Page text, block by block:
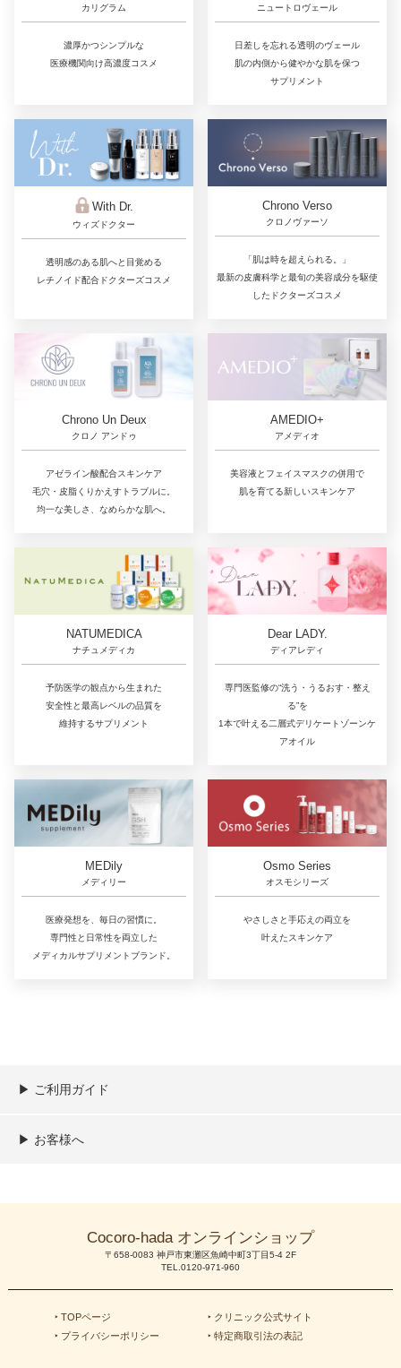
カリグラム
濃厚かつシンプルな
医療機関向け高濃度コスメ
ニュートロヴェール
日差しを忘れる透明のヴェール
肌の内側から健やかな肌を保つ
サプリメント
With Dr.
ウィズドクター
透明感のある肌へと目覚める
レチノイド配合ドクターズコスメ
Chrono Verso
クロノヴァーソ
「肌は時を超えられる。」
最新の皮膚科学と最旬の美容成分を駆使
したドクターズコスメ
Chrono Un Deux
クロノ アンドゥ
アゼライン酸配合スキンケア
毛穴・皮脂くりかえすトラブルに。
均一な美しさ、なめらかな肌へ。
AMEDIO+
アメディオ
美容液とフェイスマスクの併用で
肌を育てる新しいスキンケア
NATUMEDICA
ナチュメディカ
予防医学の観点から生まれた
安全性と最高レベルの品質を
維持するサプリメント
Dear LADY.
ディアレディ
専門医監修の“洗う・うるおす・整え
る”を
1本で叶える二層式デリケートゾーンケ
アオイル
MEDily
メディリー
医療発想を、毎日の習慣に。
専門性と日常性を両立した
メディカルサプリメントブランド。
Osmo Series
オスモシリーズ
やさしさと手応えの両立を
叶えたスキンケア
▶︎ ご利用ガイド
ご利用ガイド
決済／配送／送料について
取り扱い商品一覧
顧客情報の取扱について
特定商取引法の表記
▶︎ お客様へ
Cocoro-hada オンラインショップ
〒658-0083 神戸市東灘区魚崎中町3丁目5-4 2F
TEL.0120-971-960
‣ TOPページ
‣ クリニック公式サイト
‣ プライバシーポリシー
‣ 特定商取引法の表記